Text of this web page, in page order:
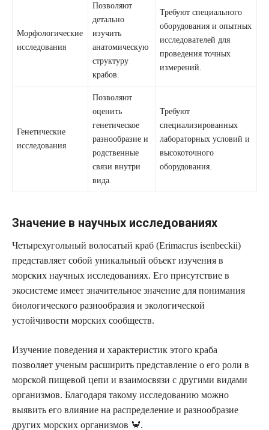
Морфологические
исследования
Позволяют
детально
изучить
анатомическую
структуру
крабов.
Требуют специального
оборудования и опытных
исследователей для
проведения точных
измерений.
Генетические
исследования
Позволяют
оценить
генетическое
разнообразие и
родственные
связи внутри
вида.
Требуют
специализированных
лабораторных условий и
высокоточного
оборудования.
Значение в научных исследованиях
Четырехугольный волосатый краб (Erimacrus isenbeckii)
представляет собой уникальный объект изучения в
морских научных исследованиях. Его присутствие в
экосистеме имеет значительное значение для понимания
биологического разнообразия и экологической
устойчивости морских сообществ.
Изучение поведения и характеристик этого краба
позволяет ученым расширить представление о его роли в
морской пищевой цепи и взаимосвязи с другими видами
организмов. Благодаря такому исследованию можно
выявить его влияние на распределение и разнообразие
других морских организмов 🦀.